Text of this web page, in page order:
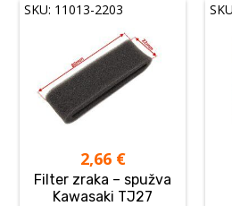
SKU: 11013-2203
2,66 €
Filter zraka – spužva
Kawasaki TJ27